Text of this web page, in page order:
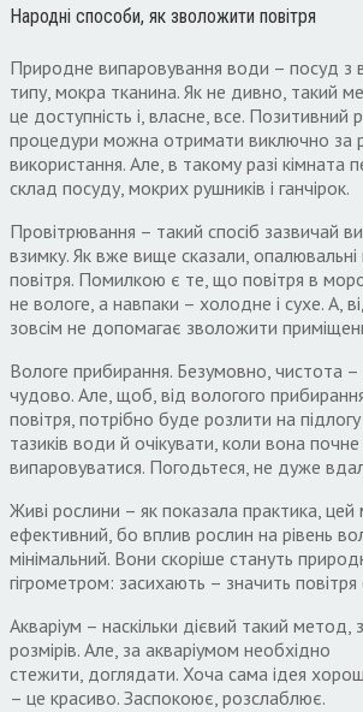
Народні способи, як зволожити повітря
Природне випаровування води – посуд з
типу, мокра тканина. Як не дивно, такий
це доступність і, власне, все. Позитивний
процедури можна отримати виключно за
використання. Але, в такому разі кімната
склад посуду, мокрих рушників і ганчірок.
Провітрювання – такий спосіб зазвичай
взимку. Як вже вище сказали,
повітря. Помилкою є те, що повітря в
не вологе, а навпаки – холодне і сухе. А,
зовсім не допомагає зволожити
Вологе прибирання. Безумовно, чистота –
чудово. Але, щоб, від вологого
повітря, потрібно буде розлити на підлогу
тазиків води й очікувати, коли вона почне
випаровуватися. Погодьтеся, не дуже
Живі рослини – як показала практика, цей
ефективний, бо вплив рослин на рівень
мінімальний. Вони скоріше стануть
гігрометром: засихають – значить повітря
Акваріум – наскільки дієвий такий метод,
розмірів. Але, за акваріумом необхідно
стежити, доглядати. Хоча сама ідея
– це красиво. Заспокоює, розслаблює.